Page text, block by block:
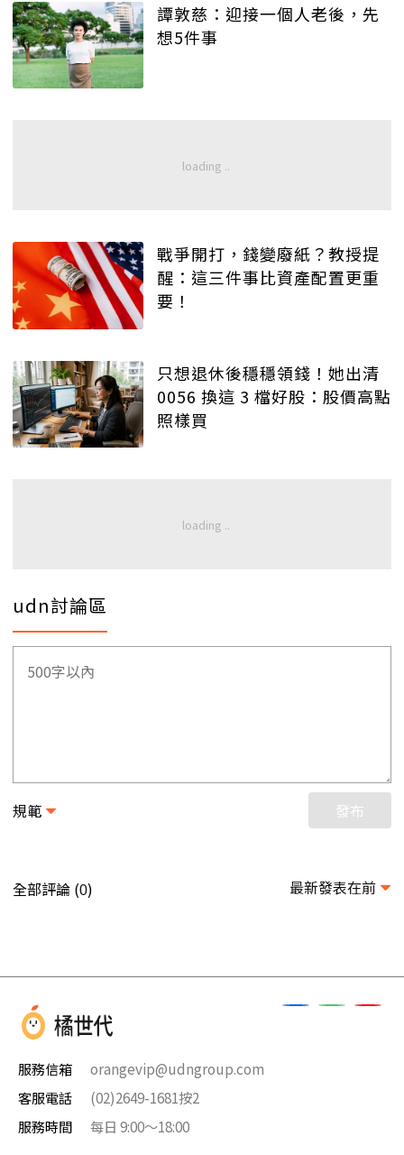
譚敦慈：迎接一個人老後，先
想5件事
戰爭開打，錢變廢紙？教授提
醒：這三件事比資產配置更重
要！
只想退休後穩穩領錢！她出清
0056 換這 3 檔好股：股價高點
照樣買
udn討論區
規範 發布
全部評論 (0) 最新發表在前
服務信箱
orangevip@udngroup.com
客服電話
(02)2649-1681按2
服務時間
每日 9:00～18:00